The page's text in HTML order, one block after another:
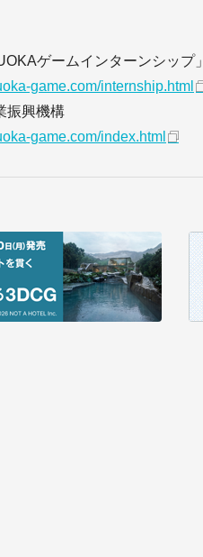
ゲームインターンシップ」
game.com/internship.html
振興機構
game.com/index.html